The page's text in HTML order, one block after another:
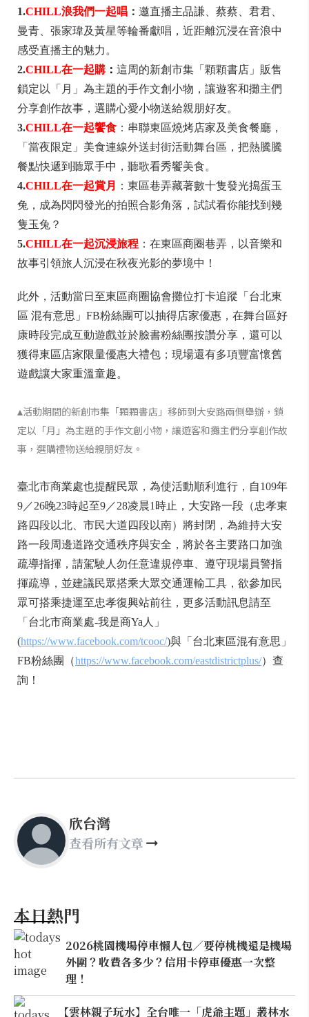
1.CHILL浪我們一起唱 ： 邀直播主品謙、蔡蔡、君君、
曼青、張家瑋及黃星等輪番獻唱，近距離沉浸在音浪中
感受直播主的魅力。
2.CHILL在一起購 ： 這周的新創市集「顆顆書店」販售
鎖定以「月」為主題的手作文創小物，讓遊客和攤主們
分享創作故事，選購心愛小物送給親朋好友。
3.CHILL在一起饗食 ：串聯東區燒烤店家及美食餐廳，
「當夜限定」美食連線外送封街活動舞台區，把熱騰騰
餐點快遞到聽眾手中，聽歌看秀饗美食。
4.CHILL在一起賞月
：東區巷弄藏著數十隻發光搗蛋玉
兔，成為閃閃發光的拍照合影角落，試試看你能找到幾
隻玉兔？
5.CHILL在一起沉浸旅程 ：在東區商圈巷弄，以音樂和
故事引領旅人沉浸在秋夜光影的夢境中！
此外，活動當日至東區商圈協會攤位打卡追蹤「台北東
區 混有意思」FB粉絲團可以抽得店家優惠，在舞台區好
康時段完成互動遊戲並於臉書粉絲團按讚分享，還可以
獲得東區店家限量優惠大禮包；現場還有多項豐富懷舊
遊戲讓大家重溫童趣。
▴活動期間的新創市集「顆顆書店」移師到大安路兩側舉辦，鎖
定以「月」為主題的手作文創小物，讓遊客和攤主們分享創作故
事，選購禮物送給親朋好友。
臺北市商業處也提醒民眾，為使活動順利進行，自109年
9／26晚23時起至9／28凌晨1時止，大安路一段（忠孝東
路四段以北、市民大道四段以南）將封閉，為維持大安
路一段周邊道路交通秩序與安全，將於各主要路口加強
疏導指揮，請駕駛人勿任意違規停車、遵守現場員警指
揮疏導，並建議民眾搭乘大眾交通運輸工具，欲參加民
眾可搭乘捷運至忠孝復興站前往，更多活動訊息請至
「台北市商業處-我是商Ya人」
(https://www.facebook.com/tcooc/)與「台北東區混有意思」
FB粉絲團（https://www.facebook.com/eastdistrictplus/）查
詢！
欣台灣
查看所有文章
本日熱門
2026桃園機場停車懶人包／要停桃機還是機場
外圍？收費各多少？信用卡停車優惠一次整
理！
【雲林親子玩水】全台唯一「虎爺主題」叢林水